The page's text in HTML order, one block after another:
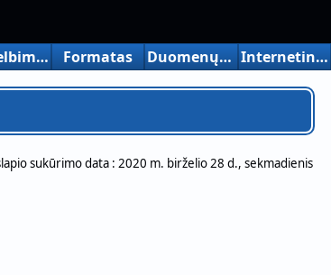
Paskelbimas, įvadas ir t. t. Formatas Duomenų pavyzdžiai Internetiniai vadovai
sukūrimo data : 2020 m. birželio 28 d., sekmadienis